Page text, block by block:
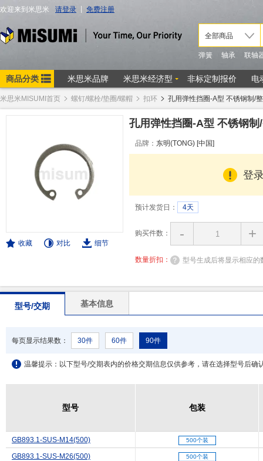
米思米MISUMI首页 螺钉/螺栓/垫圈/螺帽 扣环 孔用弹性挡圈-A型 不锈钢制/
收藏 对比 细节
孔用弹性挡圈-A型 不锈钢
品牌： 东明(TONG) [中国]
登
预计发货日： 4天
购买件数： - +
数量折扣： 型号生成后将显示相应的
型号/交期 基本信息
每页显示结果数： 30件 60件 90件
温馨提示：以下型号/交期表内的价格交期信息仅供参考，请在选择型号后确
型号
GB893.1-SUS-M14(500)
GB893.1-SUS-M26(500)
包装
500个装
500个装
型号 包装